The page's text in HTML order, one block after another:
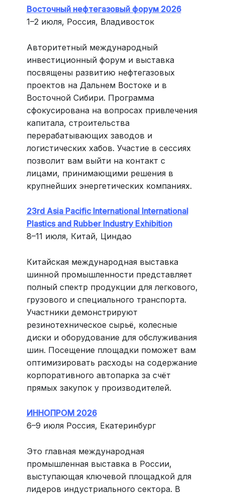
Восточный нефтегазовый форум 2026
1–2 июля, Россия, Владивосток
Авторитетный международный
инвестиционный форум и выставка
посвящены развитию нефтегазовых
проектов на Дальнем Востоке и в
Восточной Сибири. Программа
сфокусирована на вопросах привлечения
капитала, строительства
перерабатывающих заводов и
логистических хабов. Участие в сессиях
позволит вам выйти на контакт с
лицами, принимающими решения в
крупнейших энергетических компаниях.
23rd Asia Pacific International International
Plastics and Rubber Industry Exhibition
8–11 июля, Китай, Циндао
Китайская международная выставка
шинной промышленности представляет
полный спектр продукции для легкового,
грузового и специального транспорта.
Участники демонстрируют
резинотехническое сырьё, колесные
диски и оборудование для обслуживания
шин. Посещение площадки поможет вам
оптимизировать расходы на содержание
корпоративного автопарка за счёт
прямых закупок у производителей.
ИННОПРОМ 2026
6–9 июля Россия, Екатеринбург
Это главная международная
промышленная выставка в России,
выступающая ключевой площадкой для
лидеров индустриального сектора. В